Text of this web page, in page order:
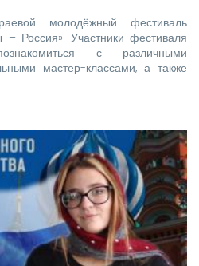
молодёжный фестиваль
– Россия». Участники фестиваля
с различными
мастер-классами, а также